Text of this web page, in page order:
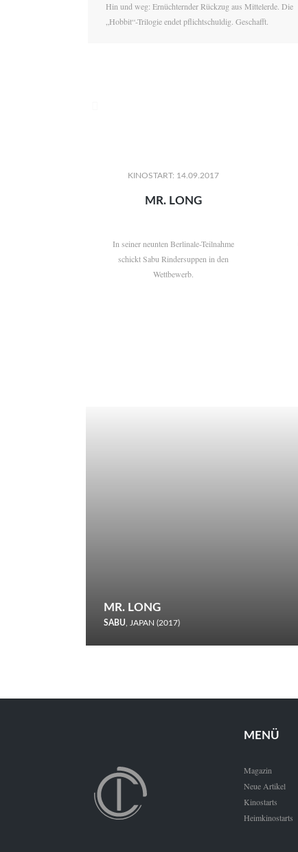
Hin und weg: Ernüchternder Rückzug aus Mittelerde. Die
„Hobbit“-Trilogie endet pflichtschuldig. Geschafft.
KINOSTART: 14.09.2017
MR. LONG
In seiner neunten Berlinale-Teilnahme
schickt Sabu Rindersuppen in den
Wettbewerb.
MR. LONG
SABU, JAPAN (2017)
den Wettbewerb.
MENÜ
Magazin
Neue Artikel
Kinostarts
Heimkinostarts